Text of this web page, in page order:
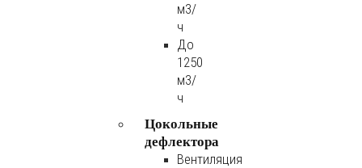
м3/
ч
До
1250
м3/
ч
Цокольные
дефлектора
Вентиляция